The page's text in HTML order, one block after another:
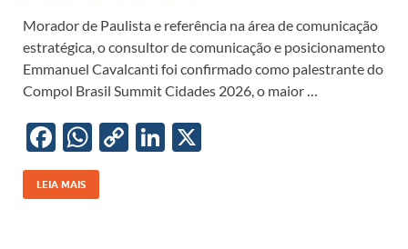
e
b
o
o
k
at
s
A
p
p
p
y
Li
n
k
k
e
dI
n
Morador de Paulista e referência na área de comunicação
estratégica, o consultor de comunicação e posicionamento
Emmanuel Cavalcanti foi confirmado como palestrante do
Compol Brasil Summit Cidades 2026, o maior …
F
ac
e
W
h
at
C
Li
LEIA MAIS